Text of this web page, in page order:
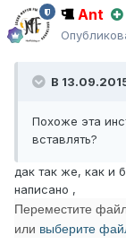
Ant
В
Похоже эта
вставлять?
дак так же, как и
написано ,
Переместите
или выберите